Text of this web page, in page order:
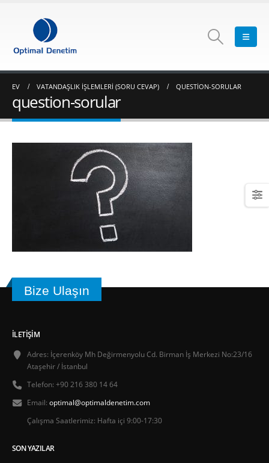
EV VATANDAŞLIK İŞLEMLERI (SORU CEVAP) QUESTION-SORULAR
question-sorular
Bize Ulaşın
İLETIŞIM
Adres: İçerenköy Mh Değirmenyolu Cd. Birman İş Merkezi No:23/16
Ataşehir / İstanbul
Telefon: +90 216 380 14 64
Email: optimal@optimaldenetim.com
Çalışma Saatlerimiz: Hafta içi 9:00-17:30
SON YAZILAR